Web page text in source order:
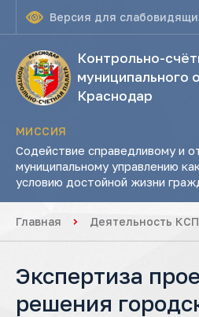
Версия для
Контрольно-
муниципального
Краснодар
МИССИЯ
Содействие справедливому и
муниципальному управлению
условию достойной жизни
Главная Деятельность КСП
Экспертиза
решения